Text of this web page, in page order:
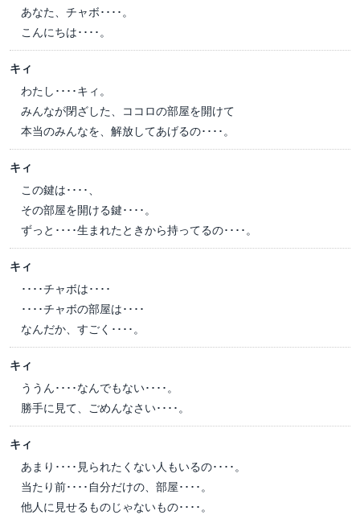
あなた、チャボ････。
こんにちは････。
キィ
わたし････キィ。
みんなが閉ざした、ココロの部屋を開けて
本当のみんなを、解放してあげるの････。
キィ
この鍵は････、
その部屋を開ける鍵････。
ずっと････生まれたときから持ってるの････。
キィ
････チャボは････
････チャボの部屋は････
なんだか、すごく････。
キィ
ううん････なんでもない････。
勝手に見て、ごめんなさい････。
キィ
あまり････見られたくない人もいるの････。
当たり前････自分だけの、部屋････。
他人に見せるものじゃないもの････。